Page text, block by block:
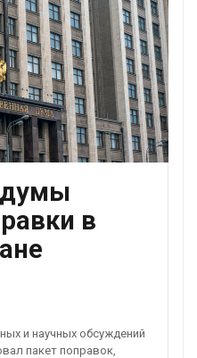
в
и научных обсуждений
пакет поправок,